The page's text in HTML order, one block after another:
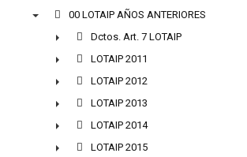
00 LOTAIP AÑOS ANTERIORES
►
Dctos. Art. 7 LOTAIP
►
LOTAIP 2011
►
LOTAIP 2012
►
LOTAIP 2013
►
LOTAIP 2014
LOTAIP 2015